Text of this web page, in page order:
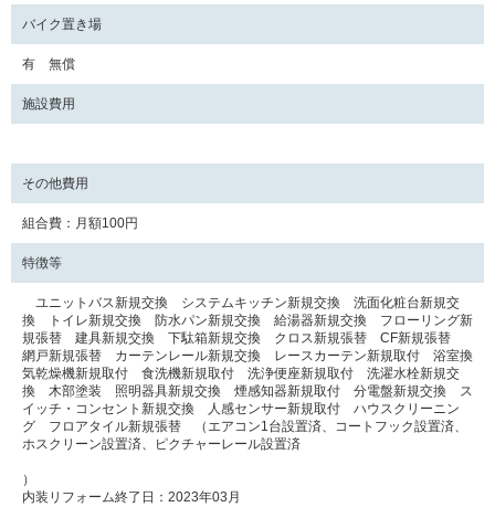
バイク置き場
有 無償
施設費用
その他費用
組合費：月額100円
特徴等
ユニットバス新規交換 システムキッチン新規交換 洗面化粧台新規交
換 トイレ新規交換 防水パン新規交換 給湯器新規交換 フローリング新
規張替 建具新規交換 下駄箱新規交換 クロス新規張替 CF新規張替
網戸新規張替 カーテンレール新規交換 レースカーテン新規取付 浴室換
気乾燥機新規取付 食洗機新規取付 洗浄便座新規取付 洗濯水栓新規交
換 木部塗装 照明器具新規交換 煙感知器新規取付 分電盤新規交換 ス
イッチ・コンセント新規交換 人感センサー新規取付 ハウスクリーニン
グ フロアタイル新規張替 （エアコン1台設置済、コートフック設置済、
ホスクリーン設置済、ピクチャーレール設置済
）
内装リフォーム終了日：2023年03月